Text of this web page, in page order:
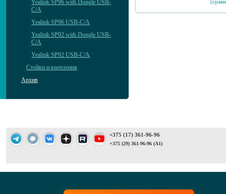
Yealink SP96 with Dongle USB-
C/A
Yealink SP96 USB-C/A
Yealink SP92 with Dongle USB-
C/A
Yealink SP92 USB-C/A
Стойки и крепления
Архив
+375 (17) 361-96-96
+375 (29) 361-96-96 (A1)